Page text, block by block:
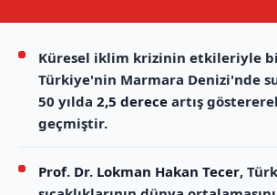
Küresel iklim krizinin etkileriyle
Türkiye'nin Marmara Denizi'nde su
50 yılda 2,5 derece artış
geçmiştir.
Prof. Dr. Lokman Hakan Tecer,